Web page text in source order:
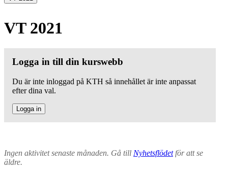
VT 2021
Logga in till din kurswebb
Du är inte inloggad på KTH så innehållet är inte anpassat
efter dina val.
Logga in
Ingen aktivitet senaste månaden. Gå till Nyhetsflödetför att se
äldre.